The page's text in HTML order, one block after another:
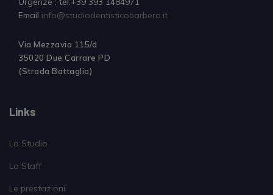
Email info@studiodentisticobarbera.it
Via Mezzavia 115/d
35020 Due Carrare PD
(Strada Battaglia)
Links
Lo Studio
Lo Staff
Le prestazioni